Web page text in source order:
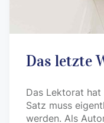
Das letzte
Das Lektorat
Satz muss
werden. Als